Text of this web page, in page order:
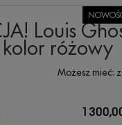
Louis
kolor różowy
Możesz mieć:
1